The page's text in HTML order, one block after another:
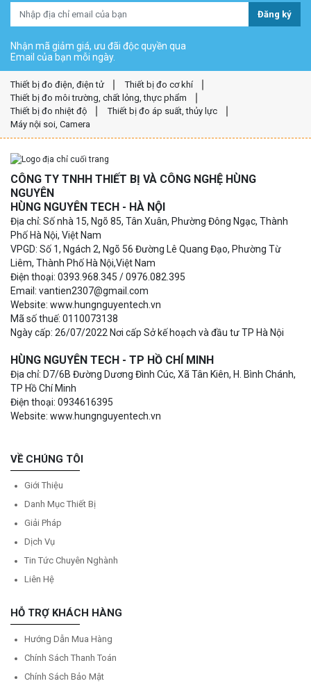
Đăng ký
Nhận mã giảm giá, ưu đãi độc quyền qua
Email của bạn mỗi ngày.
Thiết bị đo điện, điện tử
Thiết bị đo cơ khí
Thiết bị đo môi trường, chất lỏng, thực phẩm
Thiết bị đo nhiệt độ
Thiết bị đo áp suất, thủy lực
Máy nội soi, Camera
CÔNG TY TNHH THIẾT BỊ VÀ CÔNG NGHỆ HÙNG
NGUYÊN
HÙNG NGUYÊN TECH - HÀ NỘI
Địa chỉ: Số nhà 15, Ngõ 85, Tân Xuân, Phường Đông Ngạc, Thành
Phố Hà Nội, Việt Nam
VPGD: Số 1, Ngách 2, Ngõ 56 Đường Lê Quang Đạo, Phường Từ
Liêm, Thành Phố Hà Nội,Việt Nam
Điện thoại: 0393.968.345 / 0976.082.395
Email: vantien2307@gmail.com
Website: www.hungnguyentech.vn
Mã số thuế: 0110073138
Ngày cấp: 26/07/2022 Nơi cấp Sở kế hoạch và đầu tư TP Hà Nội
HÙNG NGUYÊN TECH - TP HỒ CHÍ MINH
Địa chỉ: D7/6B Đường Dương Đình Cúc, Xã Tân Kiên, H. Bình Chánh,
TP Hồ Chí Minh
Điện thoại: 0934616395
Website: www.hungnguyentech.vn
VỀ CHÚNG TÔI
Giới Thiệu
Danh Mục Thiết Bị
Giải Pháp
Dịch Vụ
Tin Tức Chuyên Nghành
Liên Hệ
HỖ TRỢ KHÁCH HÀNG
Hướng Dẫn Mua Hàng
Chính Sách Thanh Toán
Chính Sách Bảo Mật